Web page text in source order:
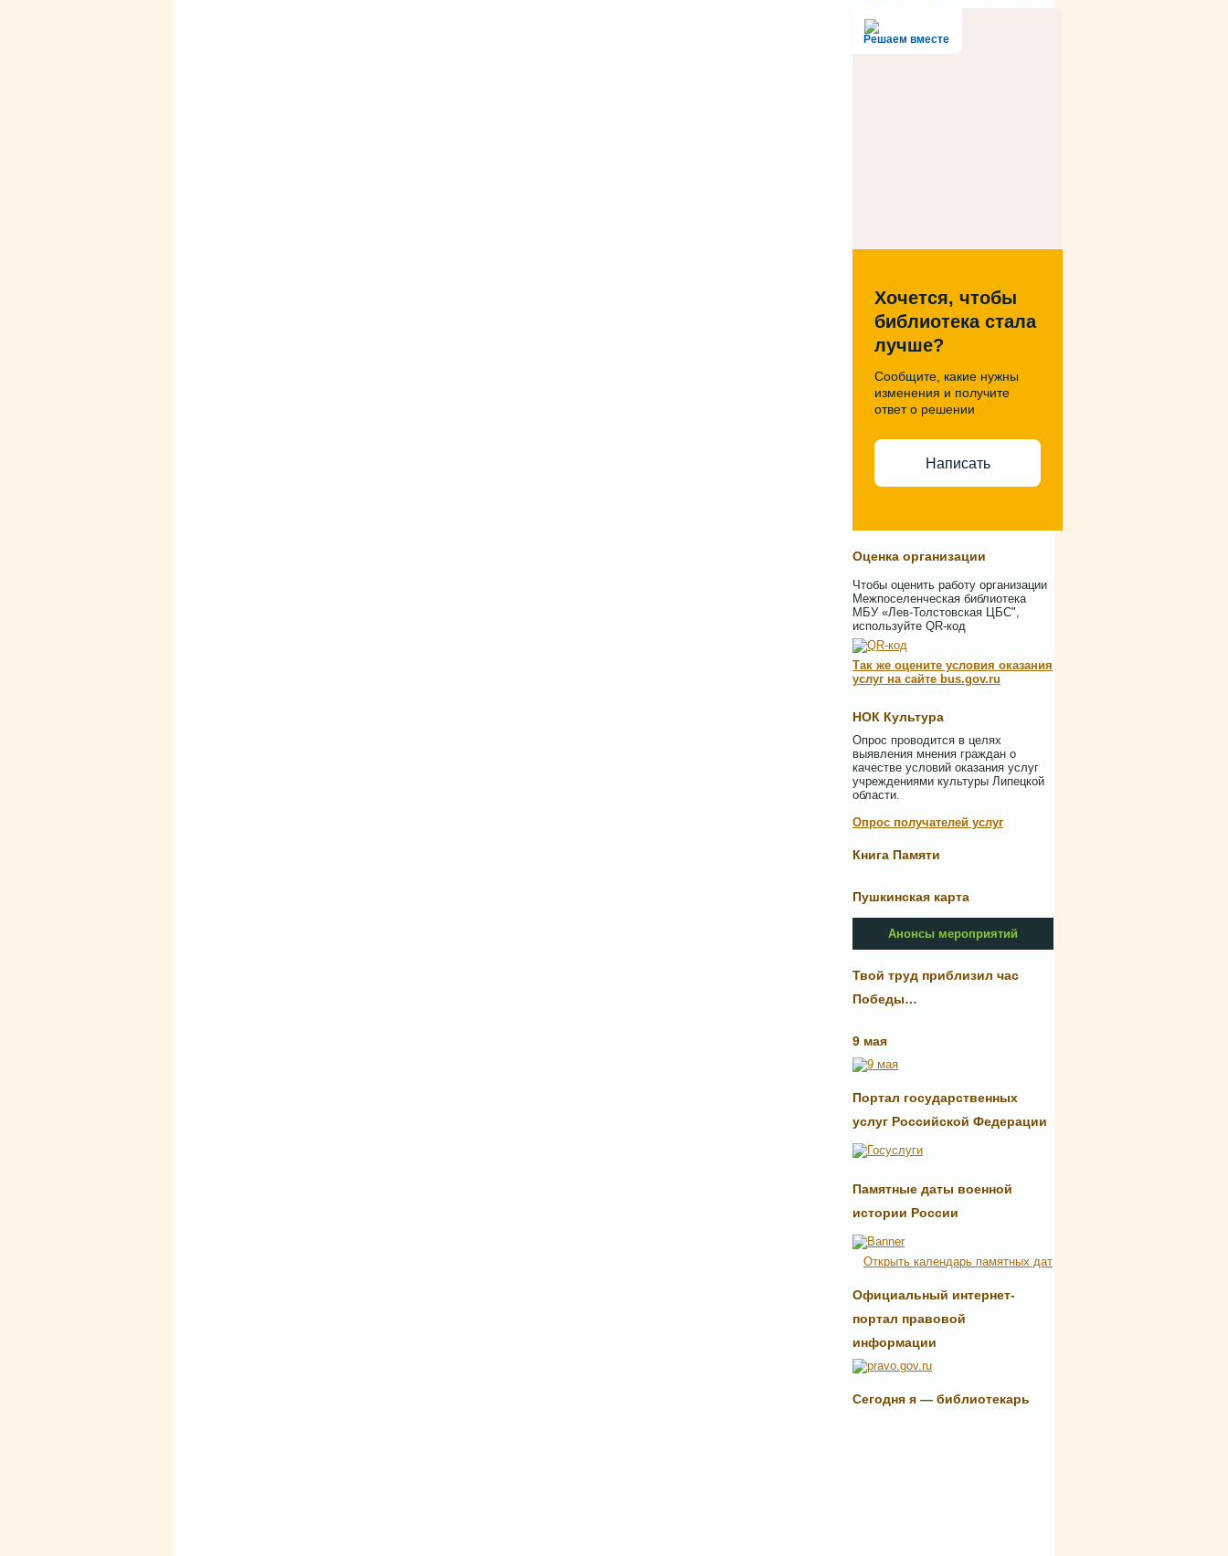
Решаем вместе
Хочется, чтобы
библиотека стала
лучше?
Сообщите, какие нужны
изменения и получите
ответ о решении
Написать
Оценка организации
Чтобы оценить работу организации
Межпоселенческая библиотека
МБУ «Лев-Толстовская ЦБС",
используйте QR-код
Так же оцените условия оказания
услуг на сайте bus.gov.ru
НОК Культура
Опрос проводится в целях
выявления мнения граждан о
качестве условий оказания услуг
учреждениями культуры Липецкой
области.
Опрос получателей услуг
Книга Памяти
Пушкинская карта
Анонсы мероприятий
Твой труд приблизил час
Победы…
9 мая
Портал государственных
услуг Российской Федерации
Памятные даты военной
истории России
Открыть календарь памятных дат
Официальный интернет-
портал правовой
информации
Сегодня я — библиотекарь